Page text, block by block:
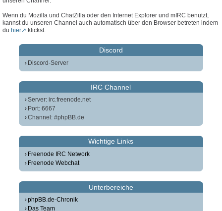
Wenn du Mozilla und ChatZilla oder den Internet Explorer und mIRC benutzt,
kannst du unseren Channel auch automatisch über den Browser betreten indem
du hier klickst.
Discord
Discord-Server
IRC Channel
Server: irc.freenode.net
Port: 6667
Channel: #phpBB.de
Wichtige Links
Freenode IRC Network
Freenode Webchat
Unterbereiche
phpBB.de-Chronik
Das Team